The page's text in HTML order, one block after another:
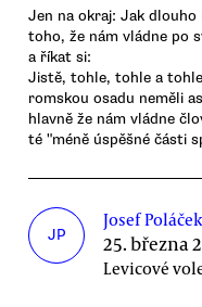
Jen na okraj: Jak
toho, že nám vládne po
a říkat si:
Jistě, tohle, tohle a
romskou osadu neměli
hlavně že nám vládne
té "méně úspěšné části
JP
Josef
25. března
Levicové